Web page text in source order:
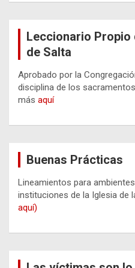
Leccionario
de Salta
Aprobado por la
disciplina de los
más aquí
Buenas Prácticas
Lineamientos para
instituciones de la Iglesia de
aquí)